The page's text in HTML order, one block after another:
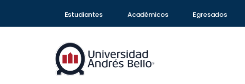
Estudiantes Académicos Egresados